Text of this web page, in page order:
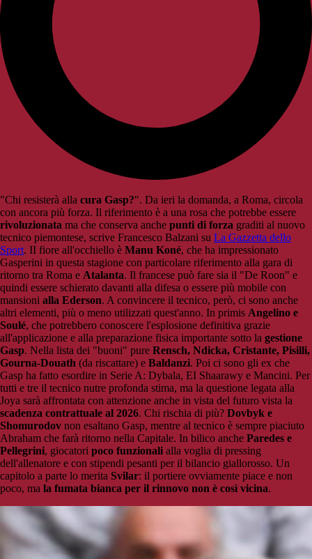
"Chi resisterà alla cura Gasp?". Da ieri la domanda, a Roma, circola
con ancora più forza. Il riferimento è a una rosa che potrebbe essere
rivoluzionata ma che conserva anche punti di forza graditi al nuovo
tecnico piemontese, scrive Francesco Balzani su La Gazzetta dello
Sport. II fiore all'occhiello è Manu Koné, che ha impressionato
Gasperini in questa stagione con particolare riferimento alla gara di
ritorno tra Roma e Atalanta. Il francese può fare sia il "De Roon" e
quindi essere schierato davanti alla difesa o essere più mobile con
mansioni alla Ederson. A convincere il tecnico, però, ci sono anche
altri elementi, più o meno utilizzati quest'anno. In primis Angelino e
Soulé, che potrebbero conoscere l'esplosione definitiva grazie
all'applicazione e alla preparazione fisica importante sotto la gestione
Gasp. Nella lista dei "buoni" pure Rensch, Ndicka, Cristante, Pisilli,
Gourna-Douath (da riscattare) e Baldanzi. Poi ci sono gli ex che
Gasp ha fatto esordire in Serie A: Dybala, EI Shaarawy e Mancini. Per
tutti e tre il tecnico nutre profonda stima, ma la questione legata alla
Joya sarà affrontata con attenzione anche in vista del futuro vista la
scadenza contrattuale al 2026. Chi rischia di più? Dovbyk e
Shomurodov non esaltano Gasp, mentre al tecnico è sempre piaciuto
Abraham che farà ritorno nella Capitale. In bilico anche Paredes e
Pellegrini, giocatori poco funzionali alla voglia di pressing
dell'allenatore e con stipendi pesanti per il bilancio giallorosso. Un
capitolo a parte lo merita Svilar: il portiere ovviamente piace e non
poco, ma la fumata bianca per il rinnovo non è così vicina.